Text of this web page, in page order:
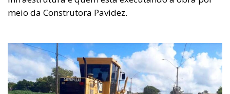
meio da Construtora Pavidez.